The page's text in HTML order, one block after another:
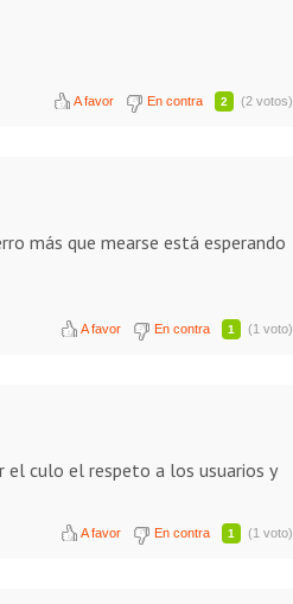
A favor En contra 2 (2 votos)
más que mearse está esperando
A favor En contra 1 (1 voto)
el culo el respeto a los usuarios y
A favor En contra 1 (1 voto)